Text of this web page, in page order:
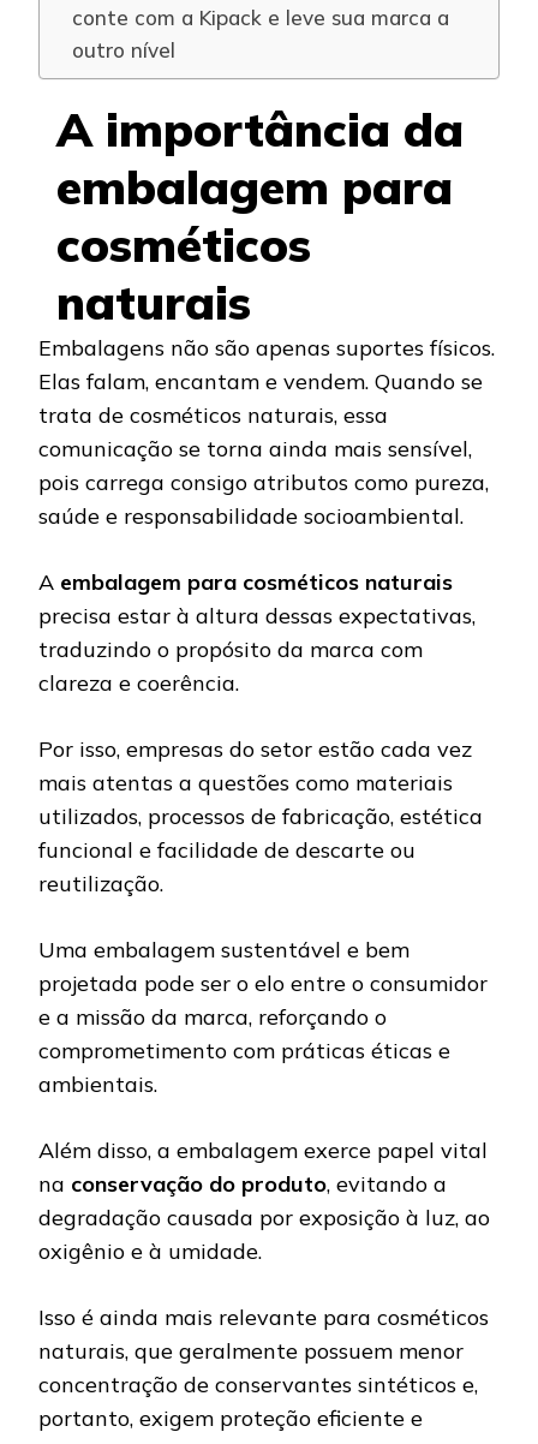
conte com a Kipack e leve sua marca a
outro nível
A importância da
embalagem para
cosméticos
naturais
Embalagens não são apenas suportes físicos.
Elas falam, encantam e vendem. Quando se
trata de cosméticos naturais, essa
comunicação se torna ainda mais sensível,
pois carrega consigo atributos como pureza,
saúde e responsabilidade socioambiental.
A embalagem para cosméticos naturais
precisa estar à altura dessas expectativas,
traduzindo o propósito da marca com
clareza e coerência.
Por isso, empresas do setor estão cada vez
mais atentas a questões como materiais
utilizados, processos de fabricação, estética
funcional e facilidade de descarte ou
reutilização.
Uma embalagem sustentável e bem
projetada pode ser o elo entre o consumidor
e a missão da marca, reforçando o
comprometimento com práticas éticas e
ambientais.
Além disso, a embalagem exerce papel vital
na conservação do produto, evitando a
degradação causada por exposição à luz, ao
oxigênio e à umidade.
Isso é ainda mais relevante para cosméticos
naturais, que geralmente possuem menor
concentração de conservantes sintéticos e,
portanto, exigem proteção eficiente e